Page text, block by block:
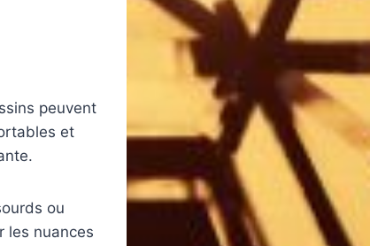
peuvent
et
ou
les nuances